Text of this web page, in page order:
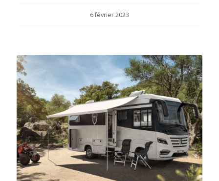
6 février 2023